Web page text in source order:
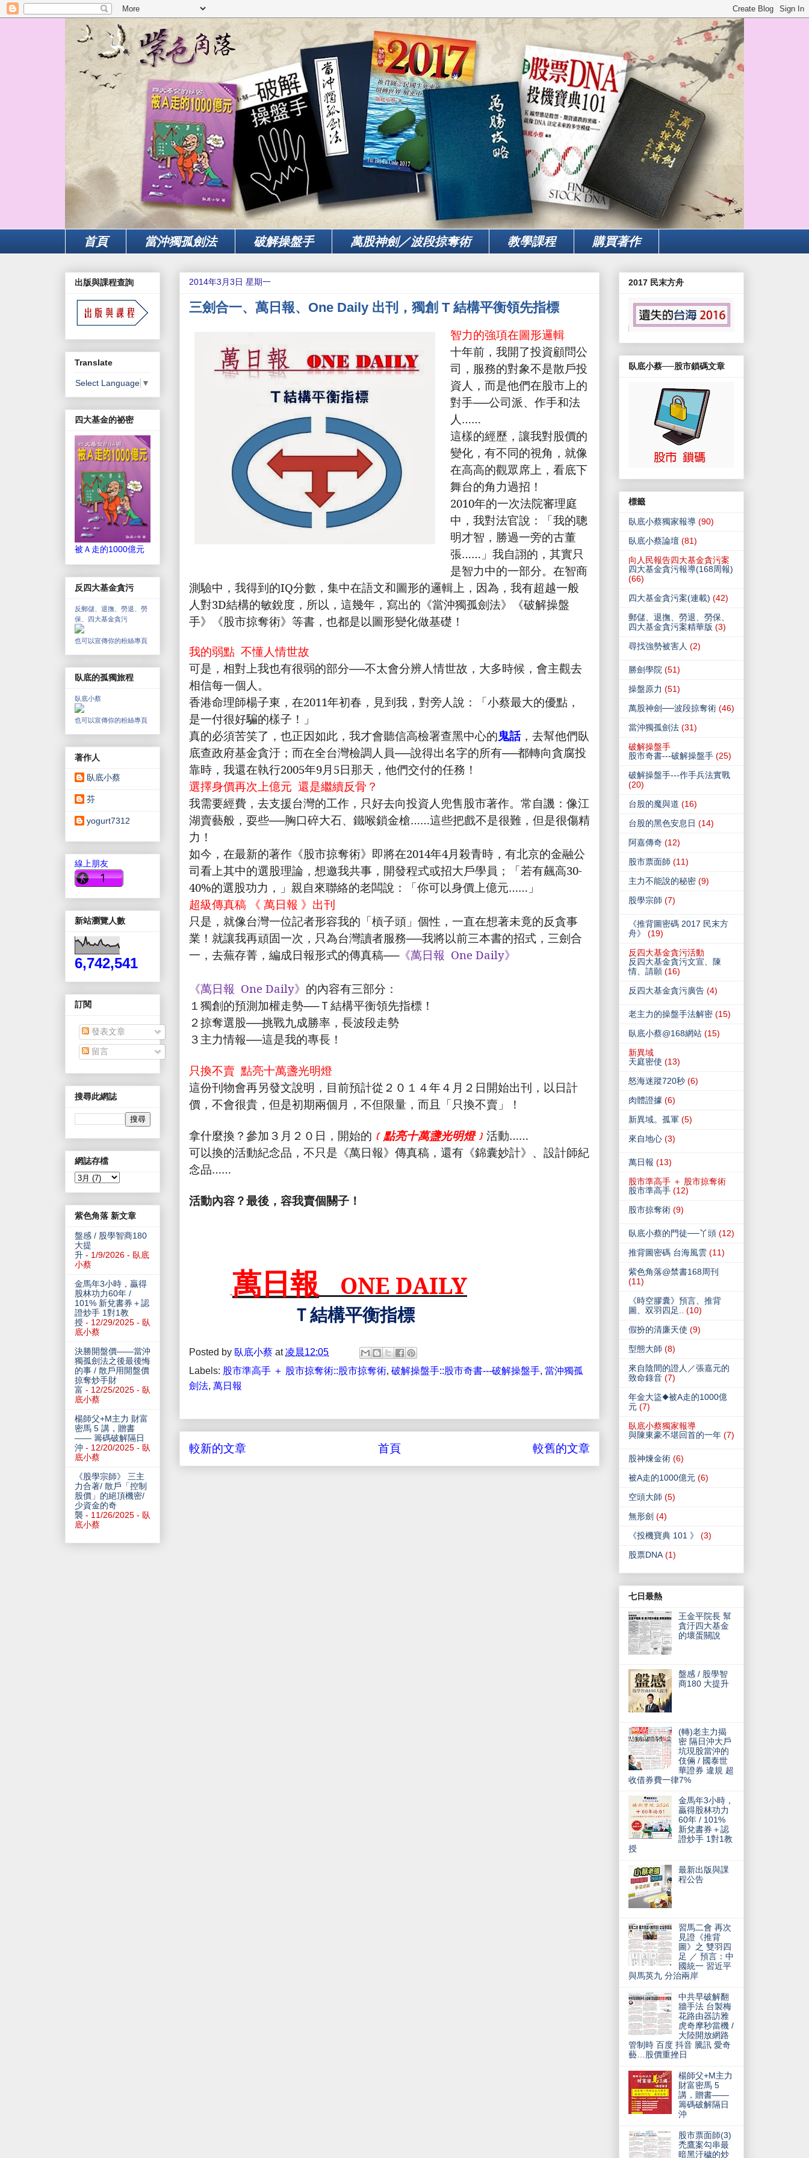
首頁 當沖獨孤劍法 破解操盤手 萬股神劍／波段掠奪術 教學課程 購買著作
2014年3月3日 星期一
三劍合一、萬日報、One Daily 出刊，獨創 T 結構平衡領先指標
智力的強項在圖形邏輯
十年前，我開了投資顧問公
司，服務的對象不是散戶投
資人，而是他們在股市上的
對手──公司派、作手和法
人……
這樣的經歷，讓我對股價的
變化，有不同的視角，就像
在高高的觀眾席上，看底下
舞台的角力過招！
2010年的一次法院審理庭
中，我對法官說：「我的聰
明才智，勝過一旁的古董
張……」我自詡的，其實只
是智力中的一部分。在智商
測驗中，我得到的IQ分數，集中在語文和圖形的邏輯上，因為，我有超越一般
人對3D結構的敏銳度，所以，這幾年，寫出的《當沖獨孤劍法》《破解操盤
手》《股市掠奪術》等書，也都是以圖形變化做基礎！
我的弱點 不懂人情世故
可是，相對上我也有很弱的部分──不太會分辨人情世故，大多時候，會主觀去
相信每一個人。
香港命理師楊子東，在2011年初春，見到我，對旁人說：「小蔡最大的優點，
是一付很好騙的樣子！」
真的必須苦笑了，也正因如此，我才會聽信高檢署查黑中心的鬼話，去幫他們臥
底查政府基金貪汙；而在全台灣檢調人員──說得出名字的所有──都轉向貪腐投
靠時，我還在執行2005年9月 5日那天，他們交付的任務！
選擇身價再次上億元 還是繼續反骨？
我需要經費，去支援台灣的工作，只好去向投資人兜售股市著作。常自譏：像江
湖賣藝般，耍些──胸口碎大石、鐵喉鎖金槍……這些把戲不是很難，但是很傷精
力！
如今，在最新的著作《股市掠奪術》即將在2014年4月殺青時，有北京的金融公
司看上其中的選股理論，想邀我共事，開發程式或招大戶學員；「若有飆高30-
40%的選股功力，」親自來聯絡的老闆說：「你可以身價上億元……」
超級傳真稿 《 萬日報 》出刊
只是，就像台灣一位記者形容我的「槓子頭」個性，一直在想著未竟的反貪事
業！就讓我再頑固一次，只為台灣讀者服務──我將以前三本書的招式，三劍合
一，去蕪存菁，編成日報形式的傳真稿──《萬日報 One Daily》
《萬日報 One Daily》 的內容有三部分：
１獨創的預測加權走勢──Ｔ結構平衡領先指標！
２掠奪選股──挑戰九成勝率，長波段走勢
３主力情報──這是我的專長！
只換不賣 點亮十萬盞光明燈
這份刊物會再另發文說明，目前預計從２０１４年４月２日開始出刊，以日計
價，不會很貴，但是初期兩個月，不但限量，而且「只換不賣」！
拿什麼換？參加３月２０日，開始的 ﹝點亮十萬盞光明燈﹞ 活動……
可以換的活動紀念品，不只是《萬日報》傳真稿，還有《錦囊妙計》、設計師紀
念品……
活動內容？最後，容我賣個關子！
萬日報 ONE DAILY
Ｔ結構平衡指標
Posted by 臥底小蔡 at凌晨12:05
Labels: 股市準高手 ＋ 股市掠奪術::股市掠奪術, 破解操盤手::股市奇書---破解操盤手, 當沖獨孤
劍法, 萬日報
較新的文章 較舊的文章
首頁
出版與課程查詢
Translate
Select Language ▼
四大基金的祕密
被Ａ走的1000億元
反四大基金貪污
反郵儲、退撫、勞退、勞
保、四大基金貪污
也可以宣傳你的粉絲專頁
臥底的孤獨旅程
臥底小蔡
也可以宣傳你的粉絲專頁
著作人
臥底小蔡
芬
yogurt7312
線上朋友
新站瀏覽人數
6,742,541
訂閱
發表文章
留言
搜尋此網誌
網誌存檔
紫色角落 新文章
盤感 / 股學智商180
大提
升 - 1/9/2026 - 臥底
小蔡
金馬年3小時，贏得
股林功力60年 /
101% 新兌書券＋認
證炒手 1對1教
授 - 12/29/2025 - 臥
底小蔡
決勝開盤價——當沖
獨孤劍法之後最後悔
的事 / 散戶用開盤價
掠奪炒手財
富 - 12/25/2025 - 臥
底小蔡
楊師父+M主力 財富
密馬 5 講，贈書
—— 籌碼破解隔日
沖 - 12/20/2025 - 臥
底小蔡
《股學宗師》 三主
力合著/ 散戶「控制
股價」的絕頂機密/
少資金的奇
襲 - 11/26/2025 - 臥
底小蔡
2017 民末方舟
臥底小蔡──股市鎖碼文章
標籤
臥底小蔡獨家報導 (90)
臥底小蔡論壇 (81)
向人民報告四大基金貪污案
四大基金貪污報導(168周報)
(66)
四大基金貪污案(連載) (42)
郵儲、退撫、勞退、勞保、
四大基金貪污案精華版 (3)
尋找強勢被害人 (2)
勝劍學院 (51)
操盤原力 (51)
萬股神劍──波段掠奪術 (46)
當沖獨孤劍法 (31)
破解操盤手
股市奇書---破解操盤手 (25)
破解操盤手---作手兵法實戰
(20)
台股的魔與道 (16)
台股的黑色安息日 (14)
阿嘉傳奇 (12)
股市票面師 (11)
主力不能說的秘密 (9)
股學宗師 (7)
《推背圖密碼 2017 民末方
舟》
(19)
反四大基金貪污活動
反四大基金貪污文宣、陳
情、請願 (16)
反四大基金貪污廣告 (4)
老主力的操盤手法解密 (15)
臥底小蔡@168網站 (15)
新異域
天庭密使 (13)
怒海迷蹤720秒 (6)
肉體證據 (6)
新異域。孤軍 (5)
來自地心 (3)
萬日報 (13)
股市準高手 ＋ 股市掠奪術
股市準高手 (12)
股市掠奪術 (9)
臥底小蔡的門徒──丫頭 (12)
推背圖密碼 台海風雲 (11)
紫色角落@禁書168周刊
(11)
《時空膠囊》預言、推背
圖、双羽四足..
(10)
假扮的清廉天使 (9)
型態大師 (8)
來自陰間的證人／張嘉元的
致命錄音 (7)
年金大盜◆被A走的1000億
元 (7)
臥底小蔡獨家報導
與陳東豪不堪回首的一年 (7)
股神煉金術 (6)
被A走的1000億元 (6)
空頭大師 (5)
無形劍 (4)
《投機寶典 101 》
(3)
股票DNA (1)
七日最熱
王金平院長 幫
貪汙四大基金
的壞蛋關說
盤感 / 股學智
商180 大提升
(轉)老主力揭
密 隔日沖大戶
坑現股當沖的
伎倆 / 國泰世
華證券 違規 超
收借券費一律7%
金馬年3小時，
贏得股林功力
60年 / 101%
新兌書券＋認
證炒手 1對1教
授
最新出版與課
程公告
習馬二會 再次
見證《推背
圖》之 雙羽四
足 ／ 預言：中
國統一 習近平
與馬英九 分治兩岸
中共早破解翻
牆手法 台製梅
花路由器訪雅
虎奇摩秒當機 /
大陸開放網路
管制時 百度 抖音 騰訊 愛奇
藝…股價重挫日
楊師父+M主力
財富密馬 5
講，贈書——
籌碼破解隔日
沖
股市票面師(3)
禿鷹案勾串最
暗黑汙穢的炒